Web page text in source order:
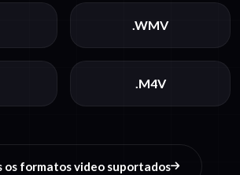
.WMV
.M4V
os formatos video suportados